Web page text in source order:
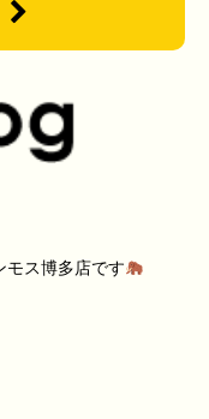
モス博多店です